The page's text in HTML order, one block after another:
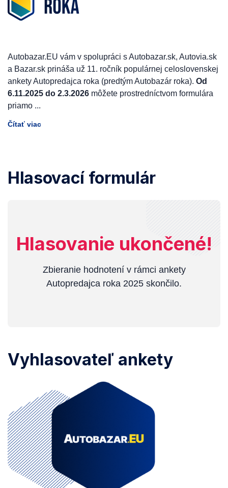
Autobazar.EU vám v spolupráci s Autobazar.sk, Autovia.sk
a Bazar.sk prináša už 11. ročník populárnej celoslovenskej
ankety Autopredajca roka (predtým Autobazár roka). Od
6.11.2025 do 2.3.2026 môžete prostredníctvom formulára
priamo ...
Čítať viac
Hlasovací formulár
Hlasovanie ukončené!
Zbieranie hodnotení v rámci ankety
Autopredajca roka 2025 skončilo.
Vyhlasovateľ ankety